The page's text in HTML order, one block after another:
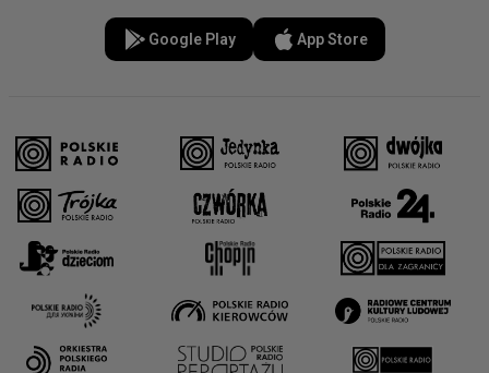
Google Play App Store